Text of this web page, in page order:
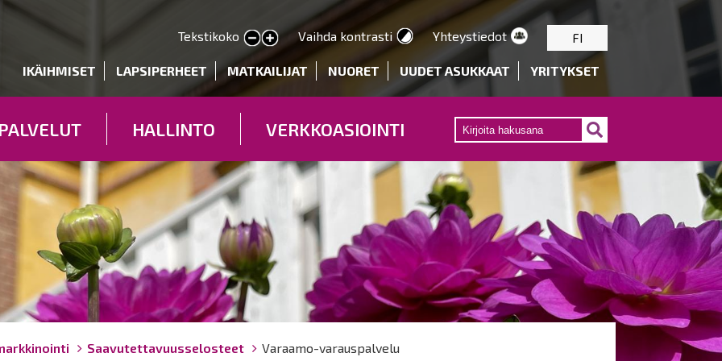
pääsisältöön
Tekstikoko
Pienennä tekstin kokoa
Suurenna tekstin kokoa Vaihda kontrasti Yhteystiedot FI
IKÄIHMISET LAPSIPERHEET MATKAILIJAT NUORET UUDET ASUKKAAT YRITYKSET
PALVELUT HALLINTO VERKKOASIOINTI
Saavutettavuusselosteet Varaamo-varauspalvelu